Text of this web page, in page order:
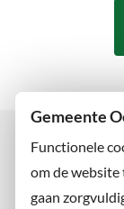
Gemeente
Functionele
om de website
gaan